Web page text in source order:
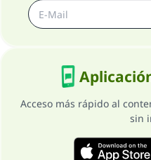
Acceso más rápido al
sin